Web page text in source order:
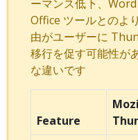
ーマンス低下、
Office ツールとのよ
由がユーザーに
移行を促す可能性が
な違いです
Feature